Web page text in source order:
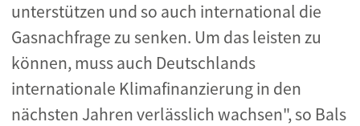
unterstützen und so auch international die
Gasnachfrage zu senken. Um das leisten zu
können, muss auch Deutschlands
internationale Klimafinanzierung in den
nächsten Jahren verlässlich wachsen", so Bals